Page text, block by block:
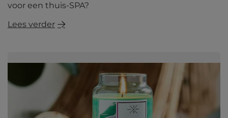
voor een thuis-SPA?
Lees verder